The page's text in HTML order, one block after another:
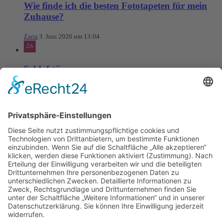
Wie finde ich die besten Fototapeten für mein
Zuhause?
Zaria 3. Juni 2026 um 13:04
Schlafstörungen
Zaria 3. Juni 2026 um 13:03
Ms word to PDF
Manuellsen 28. Mai 2026 um 10:31
Künstliche Intelligenz in der
Plattformentwicklung
MasonOgden 24. August 2025 um 10:58